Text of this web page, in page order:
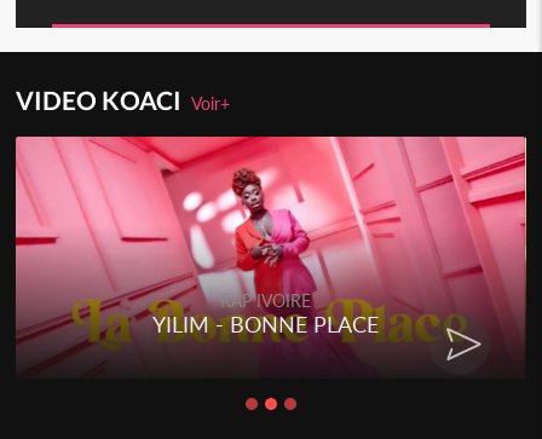
VIDEO KOACIVoir+
RAP IVOIRE
YILIM - BONNE PLACE